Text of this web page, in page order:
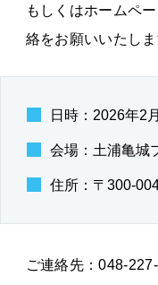
もしくはホームペ
絡をお願いいたしま
日時：2026年2
会場：土浦亀
住所：〒300-
ご連絡先：048-